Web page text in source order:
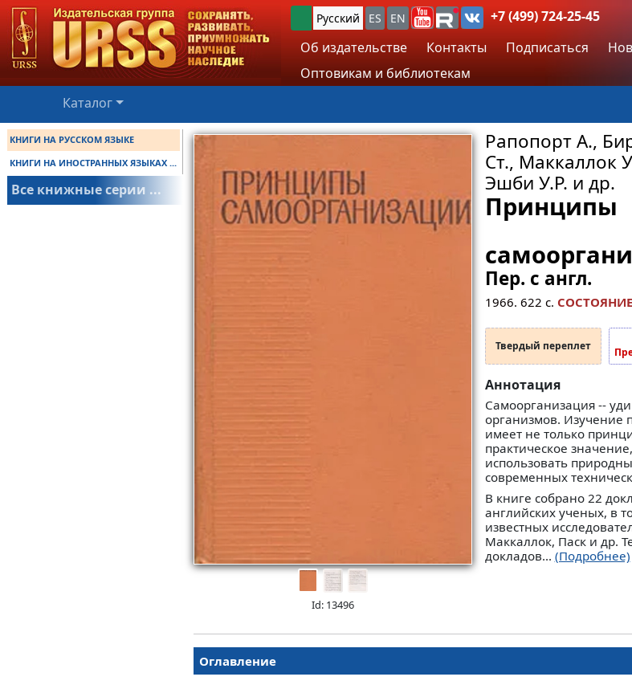
Русский ES EN
+7 (499) 724-25-45
Об издательстве
Контакты Подписаться
Оптовикам и библиотекам
Каталог
КНИГИ НА РУССКОМ ЯЗЫКЕ
КНИГИ НА ИНОСТРАННЫХ ЯЗЫКАХ ...
Все книжные серии ...
Id: 13496
Рапопорт А.,
Ст., Маккаллок
Эшби У.Р. и др.
Принципы
Пер. с англ.
1966. 622 с.
Твердый переплет
Аннотация
Самоорганизация --
организмов. Изучение
имеет не только
практическое
использовать
современных
В книге собрано 22
английских ученых, в
известных
Маккаллок, Паск и др.
докладов... (Подробнее)
Оглавление